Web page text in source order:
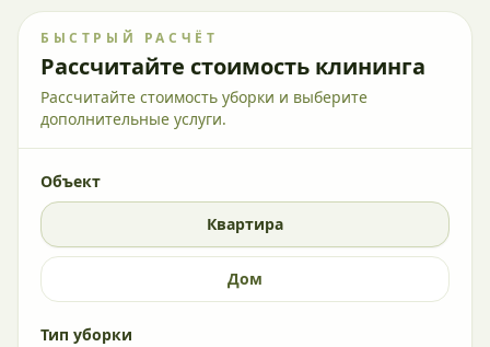
БЫСТРЫЙ РАСЧЁТ
Рассчитайте стоимость клининга
Рассчитайте стоимость уборки и выберите
дополнительные услуги.
Объект
Квартира
Дом
Тип уборки